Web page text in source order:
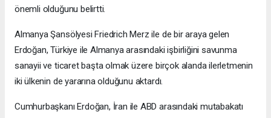
önemli olduğunu belirtti.
Almanya Şansölyesi Friedrich Merz ile de bir araya gelen
Erdoğan, Türkiye ile Almanya arasındaki işbirliğini savunma
sanayii ve ticaret başta olmak üzere birçok alanda ilerletmenin
iki ülkenin de yararına olduğunu aktardı.
Cumhurbaşkanı Erdoğan, İran ile ABD arasındaki mutabakatı